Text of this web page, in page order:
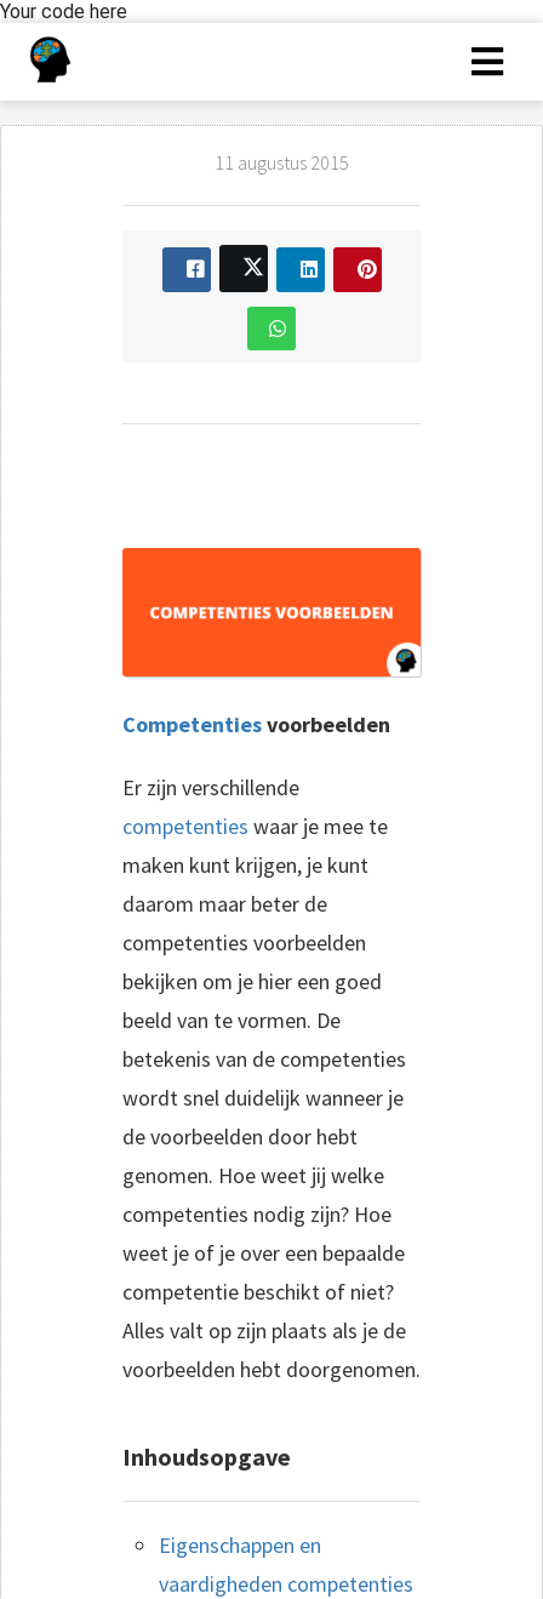
Your code here
11 augustus 2015
Competentiesvoorbeelden
Er zijn verschillende
competenties waar je mee te
maken kunt krijgen, je kunt
daarom maar beter de
competenties voorbeelden
bekijken om je hier een goed
beeld van te vormen. De
betekenis van de competenties
wordt snel duidelijk wanneer je
de voorbeelden door hebt
genomen. Hoe weet jij welke
competenties nodig zijn? Hoe
weet je of je over een bepaalde
competentie beschikt of niet?
Alles valt op zijn plaats als je de
voorbeelden hebt doorgenomen.
Inhoudsopgave
Eigenschappen en
vaardigheden competenties